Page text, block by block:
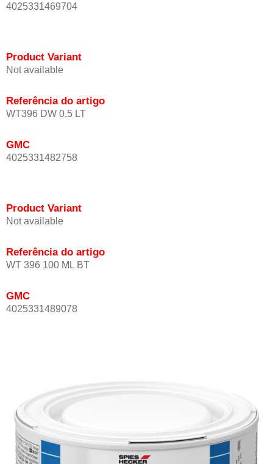
4025331469704
Product Variant
Not available
Referência do artigo
WT396 DW 0.5 LT
GMC
4025331482758
Product Variant
Not available
Referência do artigo
WT 396 100 ML BT
GMC
4025331489078